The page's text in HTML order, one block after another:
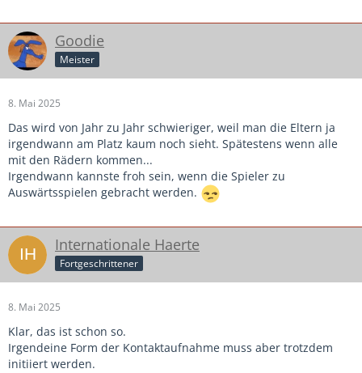
Goodie
Meister
8. Mai 2025
Das wird von Jahr zu Jahr schwieriger, weil man die Eltern ja
irgendwann am Platz kaum noch sieht. Spätestens wenn alle
mit den Rädern kommen...
Irgendwann kannste froh sein, wenn die Spieler zu
Auswärtsspielen gebracht werden.
Internationale Haerte
Fortgeschrittener
8. Mai 2025
Klar, das ist schon so.
Irgendeine Form der Kontaktaufnahme muss aber trotzdem
initiiert werden.